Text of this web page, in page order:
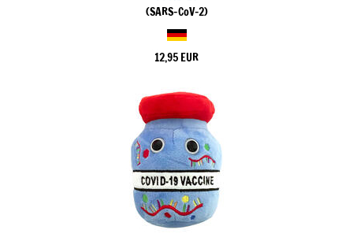
(SARS-CoV-2)
12,95 EUR